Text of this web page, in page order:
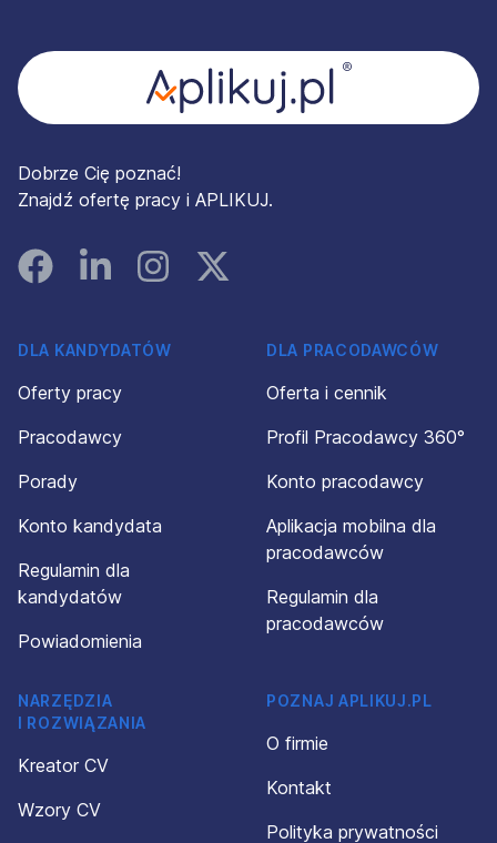
Dobrze Cię poznać!
Znajdź ofertę pracy i APLIKUJ.
FacebookLinked InInstagramInstagram
DLA KANDYDATÓW
Oferty pracy
Pracodawcy
Porady
Konto kandydata
Regulamin dla
kandydatów
Powiadomienia
DLA PRACODAWCÓW
Oferta i cennik
Profil Pracodawcy 360°
Konto pracodawcy
Aplikacja mobilna dla
pracodawców
Regulamin dla
pracodawców
NARZĘDZIA
I ROZWIĄZANIA
Kreator CV
Wzory CV
POZNAJ APLIKUJ.PL
O firmie
Kontakt
Polityka prywatności